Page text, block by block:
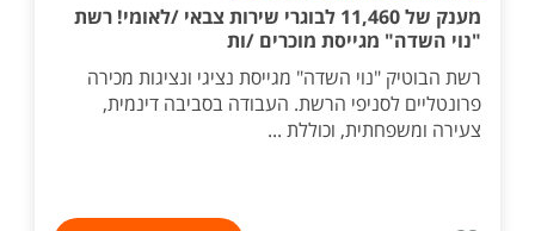
מענק של 11,460 לבוגרי שירות צבאי /לאומי! רשת
"נוי השדה" מגייסת מוכרים /ות
רשת הבוטיק "נוי השדה" מגייסת נציגי ונציגות מכירה
פרונטליים לסניפי הרשת. העבודה בסביבה דינמית,
צעירה ומשפחתית, וכוללת ...